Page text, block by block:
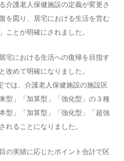
介護老人保健施設の定義が変更さ
を図り、居宅における生活を営む
ことが明確にされました。
宅における生活への復帰を目指す
改めて明確になりました。
では、介護老人保健施設の施設区
型」「加算型」「強化型」の３種
型」「加算型」「強化型」「超強
れることになりました。
の実績に応じたポイント合計で区